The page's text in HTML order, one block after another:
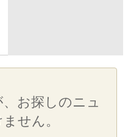
お探しのニュ
せん。